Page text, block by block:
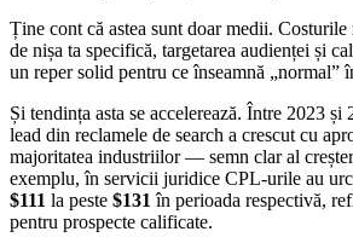
Ține cont că astea sunt doar medii.
de nișa ta specifică, targetarea audienței și
un reper solid pentru ce înseamnă „normal”
Și tendința asta se accelerează. Între 2023
lead din reclamele de search a crescut cu
majoritatea industriilor — semn clar al
exemplu, în servicii juridice CPL-urile au
$111 la peste $131 în perioada respectivă,
pentru prospecte calificate.